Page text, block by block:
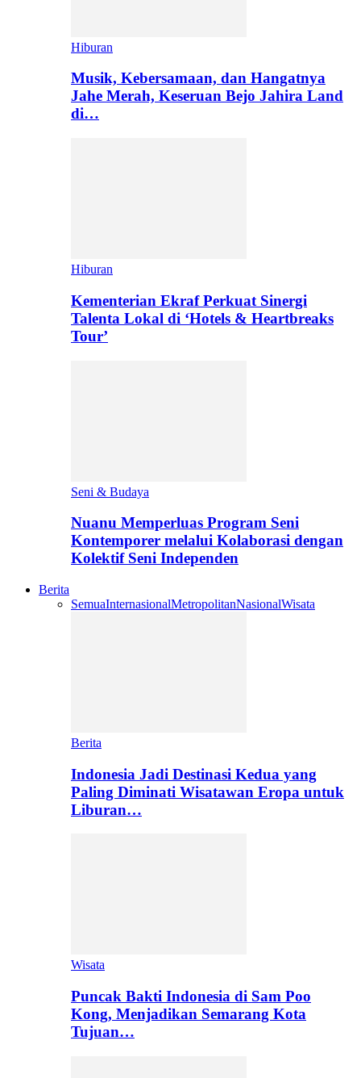
Hiburan
Musik, Kebersamaan, dan Hangatnya
Jahe Merah, Keseruan Bejo Jahira Land
di…
Hiburan
Kementerian Ekraf Perkuat Sinergi
Talenta Lokal di ‘Hotels & Heartbreaks
Tour’
Seni & Budaya
Nuanu Memperluas Program Seni
Kontemporer melalui Kolaborasi dengan
Kolektif Seni Independen
Berita
SemuaInternasionalMetropolitanNasionalWisata
Berita
Indonesia Jadi Destinasi Kedua yang
Paling Diminati Wisatawan Eropa untuk
Liburan…
Wisata
Puncak Bakti Indonesia di Sam Poo
Kong, Menjadikan Semarang Kota
Tujuan…